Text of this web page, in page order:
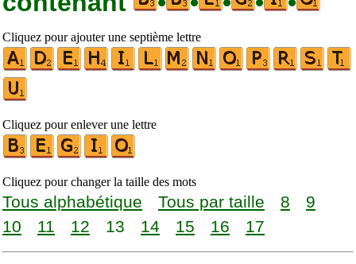
Cliquez pour ajouter une septième lettre
Cliquez pour enlever une lettre
Cliquez pour changer la taille des mots
Tous alphabétique Tous par taille 8
9
10
11 12 13 14 15 16 17